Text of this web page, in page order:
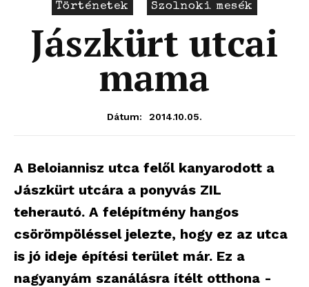
Történetek Szolnoki mesék
Jászkürt utcai
mama
Dátum: 2014.10.05.
A Beloiannisz utca felől kanyarodott a
Jászkürt utcára a ponyvás ZIL
teherautó. A felépítmény hangos
csörömpöléssel jelezte, hogy ez az utca
is jó ideje építési terület már. Ez a
nagyanyám szanálásra ítélt otthona -